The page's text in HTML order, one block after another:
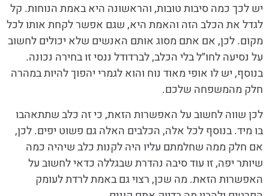
יש לכך כמה סיבות טובות, והראשונה היא באמת הנוחות. קל
לגדל את הכלב הזה והאמת היא, שגם אפשר לקחת אותו לכל
מקום. לכן, אם אתם מסוג אותם האנשים שלא יכולים לחשוב
על נסיעה לחו״ל בלי הכלב, לברדודל ננסי זו בחירה נכונה.
בנוסף, יש לו אופי מאוד נוח והוא לגמרי יהפוך להיות במהרה
חלק מהמשפחה שלכם.
לכן שווה לחשוב על האפשרות הזאת, כי זה כלב שתתאהבו
בו מיד. בנוסף לכל אלה, הכלבים האלה גם פשוט יפים. לכן,
אם חלק ממה שחלמתם עליו היה לקנות כלב שיהיה כמה
שיותר יפה, זו עוד סיבה נהדרת שבגללה כדאי לחשוב על
האפשרות הזאת. מה שכן, רצוי גם באמת לרדת לעומק